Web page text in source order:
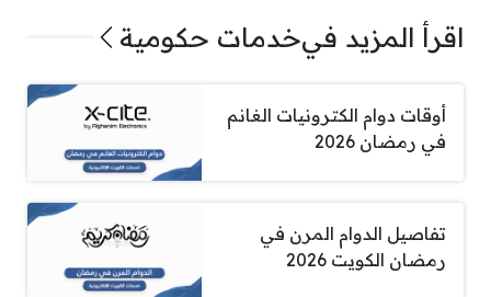
اقرأ المزيد فيخدمات حكومية
أوقات دوام الكترونيات الغانم
في رمضان 2026
تفاصيل الدوام المرن في
رمضان الكويت 2026